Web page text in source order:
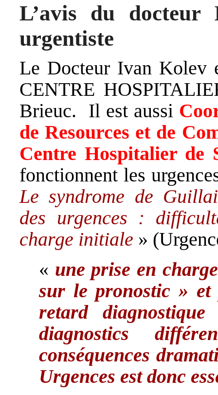
L’avis du docteur
urgentiste
Le Docteur Ivan Kolev
CENTRE
Brieuc. Il est aussi
de Resources et de
Centre Hospitalier de
fonctionnent les
Le syndrome de
des urgences :
charge initiale »
« une prise en
sur le pronostic » et
retard
diagnostics
conséquences
Urgences est donc